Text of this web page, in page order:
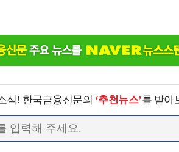
식! 한국금융신문의 ‘추천뉴스’를 받아